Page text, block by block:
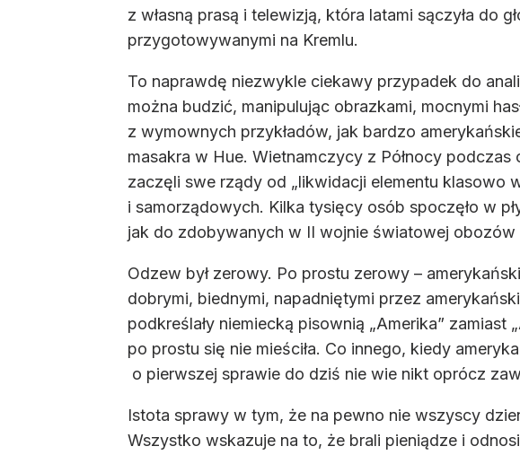
z własną prasą i telewizją, która latami sączyła
przygotowywanymi na Kremlu.
To naprawdę niezwykle ciekawy przypadek do
można budzić, manipulując obrazkami, mocnymi
z wymownych przykładów, jak bardzo
masakra w Hue. Wietnamczycy z Północy
zaczęli swe rządy od „likwidacji elementu
i samorządowych. Kilka tysięcy osób spoczęło w
jak do zdobywanych w II wojnie światowej obozów
Odzew był zerowy. Po prostu zerowy –
dobrymi, biednymi, napadniętymi przez
podkreślały niemiecką pisownią „Amerika”
po prostu się nie mieściła. Co innego, kiedy
o pierwszej sprawie do dziś nie wie nikt oprócz
Istota sprawy w tym, że na pewno nie wszyscy
Wszystko wskazuje na to, że brali pieniądze i